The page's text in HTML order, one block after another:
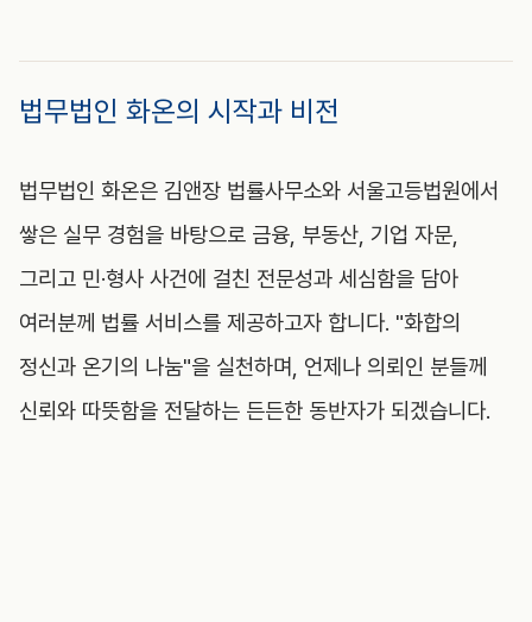
법무법인 화온의 시작과 비전
법무법인 화온은 김앤장 법률사무소와 서울고등법원에서
쌓은 실무 경험을 바탕으로 금융, 부동산, 기업 자문,
그리고 민·형사 사건에 걸친 전문성과 세심함을 담아
여러분께 법률 서비스를 제공하고자 합니다. "화합의
정신과 온기의 나눔"을 실천하며, 언제나 의뢰인 분들께
신뢰와 따뜻함을 전달하는 든든한 동반자가 되겠습니다.